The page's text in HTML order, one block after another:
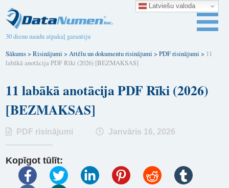
30 dienu naudu atpakaļ garantiju
Sākums>Risinājumi >Attēlu un dokumentu risinājumi >PDF risinājumi > 11
labākā anotācija PDF Rīki (2026) [BEZMAKSAS]
11 labākā anotācija PDF Rīki (2026)
[BEZMAKSAS]
PDF risinājumi Janvāris 16, 2026
Kopīgot tūlīt:
Latviešu valoda